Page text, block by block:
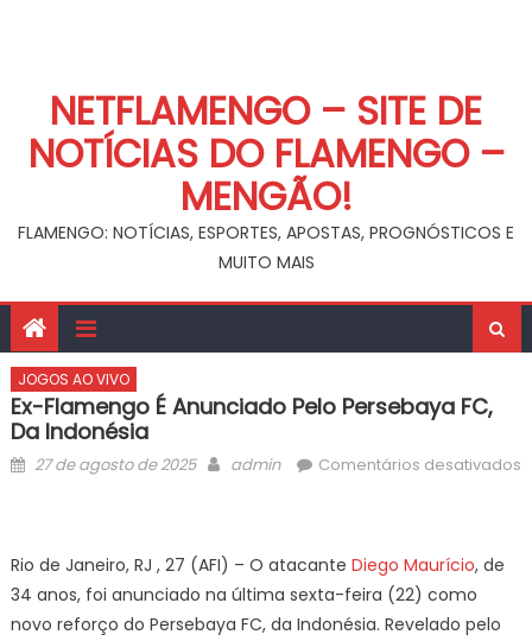
NETFLAMENGO – SITE DE
NOTÍCIAS DO FLAMENGO –
MENGÃO!
FLAMENGO: NOTÍCIAS, ESPORTES, APOSTAS, PROGNÓSTICOS E
MUITO MAIS
JOGOS AO VIVO
Ex-Flamengo É Anunciado Pelo Persebaya FC,
Da Indonésia
Posted
27 de agosto de 2025 Author
admin
Comentários desativados
é
anunciado
pelo
Rio de Janeiro, RJ , 27 (AFI) – O atacante Diego Maurício, de
34 anos, foi anunciado na última sexta-feira (22) como
novo reforço do Persebaya FC, da Indonésia. Revelado pelo